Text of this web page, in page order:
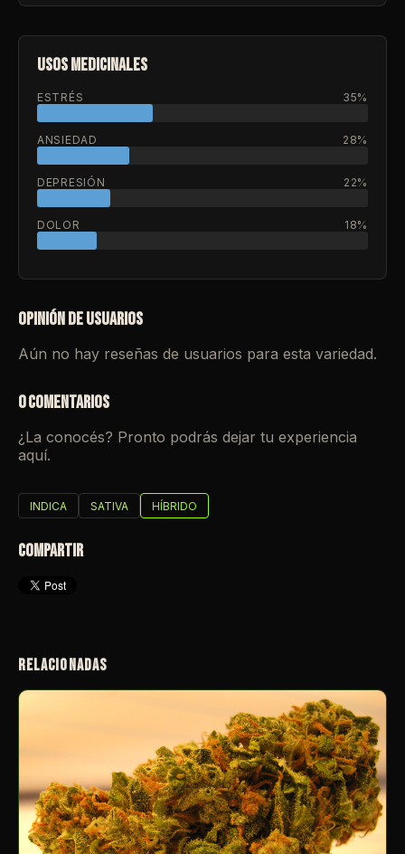
USOS MEDICINALES
ESTRÉS 35%
ANSIEDAD 28%
DEPRESIÓN 22%
DOLOR 18%
OPINIÓN DE USUARIOS
Aún no hay reseñas de usuarios para esta variedad.
0 COMENTARIOS
¿La conocés? Pronto podrás dejar tu experiencia
aquí.
INDICA SATIVA HÍBRIDO
COMPARTIR
RELACIONADAS